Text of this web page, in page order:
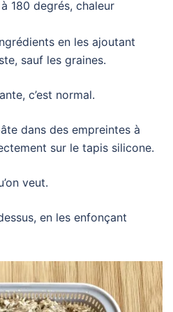
180 degrés, chaleur
en les ajoutant
sauf les graines.
c’est normal.
dans des empreintes à
sur le tapis silicone.
veut.
en les enfonçant